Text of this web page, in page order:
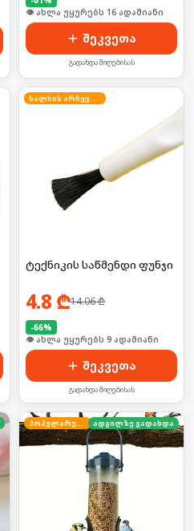
🛒 ბოლო 24სთ-ში იყიდა 22-მა
შეკვეთა
გადახდა მიღებისას
ხალხის არჩევანი
ტექნიკის საწმენდი ფუნჯი
4.8 ₾14.06₾
-66%
🛒 ბოლო 24სთ-ში იყიდა 16-მა
შეკვეთა
გადახდა მიღებისას
პოპულარული ადგილზე გადახდა